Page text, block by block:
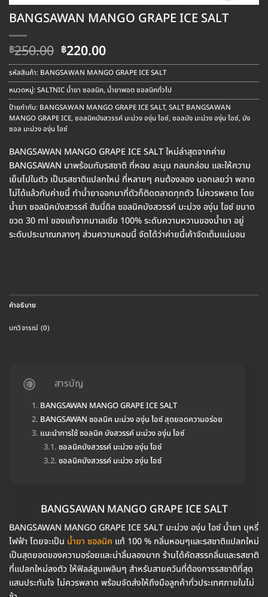
BANGSAWAN MANGO GRAPE ICE SALT
฿250.00 Original
price
was:
฿250.00.
฿220.00Current
price
is:
฿220.00.
รหัสสินค้า: BANGSAWAN MANGO GRAPE ICE SALT
หมวดหมู่:SALTNIC น้ำยา ซอลนิค, น้ำยาพอต ซอลนิคทั่วไป
ป้ายกำกับ: BANGSAWAN MANGO GRAPE ICE SALT, SALT BANGSAWAN
MANGO GRAPE ICE, ซอลนิคบังสวรรค์ มะม่วง องุ่น ไอซ์, ซอลบัง มะม่วง องุ่น ไอซ์, บัง
ซอล มะม่วง องุ่น ไอซ์
BANGSAWAN MANGO GRAPE ICE SALT ใหม่ล่าสุดจากค่าย
BANGSAWAN มาพร้อมกับรสชาติ ที่หอม ละมุน กลมกล่อม และให้ความ
เย็นไปในตัว เป็นรสชาติแปลกใหม่ ที่หลายๆ คนต้องลอง บอกเลยว่า พลาด
ไม่ได้แล้วกับค่ายนี้ ทำน้ำยาออกมากี่ตัวก็ติดตลาดทุกตัว ไม่ควรพลาด โดย
น้ำยา ซอลนิคบังสวรรค์ ฮันนี่ดิล ซอลนิคบังสวรรค์ มะม่วง องุ่น ไอซ์ ขนาด
ขวด 30 ml ของแท้จากมาเลเซีย 100% ระดับความหวานของน้ำยา อยู่
ระดับประมาณกลางๆ ส่วนความหอมนี้ จัดได้ว่าค่ายนี้เค้าจัดเต็มแน่นอน
คำอธิบาย
บทวิจารณ์ (0)
สารบัญ
BANGSAWAN MANGO GRAPE ICE SALT
BANGSAWAN ซอลนิค มะม่วง องุ่น ไอซ์ สุดยอดความอร่อย
แนะนำการใช้ ซอลนิค บังสวรรค์ มะม่วง องุ่น ไอซ์
ซอลนิคบังสวรรค์ มะม่วง องุ่น ไอซ์
ซอลนิคบังสวรรค์ มะม่วง องุ่น ไอซ์
BANGSAWAN MANGO GRAPE ICE SALT
BANGSAWAN MANGO GRAPE ICE SALT มะม่วง องุ่น ไอซ์ น้ำยา บุหรี่
ไฟฟ้า โดยจะเป็น น้ำยา ซอลนิค แท้ 100 % กลิ่นหอมๆและรสชาติแปลกใหม่
เป็นสุดยอดของความอร่อยและน่าลิ้มลองมาก ร้านได้คัดสรรกลิ่นและรสชาติ
ที่แปลกใหม่ลงตัว ให้ฟิลล์สูบเพลินๆ สำหรับสายควันที่ต้องการรสชาติที่สุด
แสนประทับใจ ไม่ควรพลาด พร้อมจัดส่งให้ถึงมือลูกค้าทั่วประเทศภายในไม่